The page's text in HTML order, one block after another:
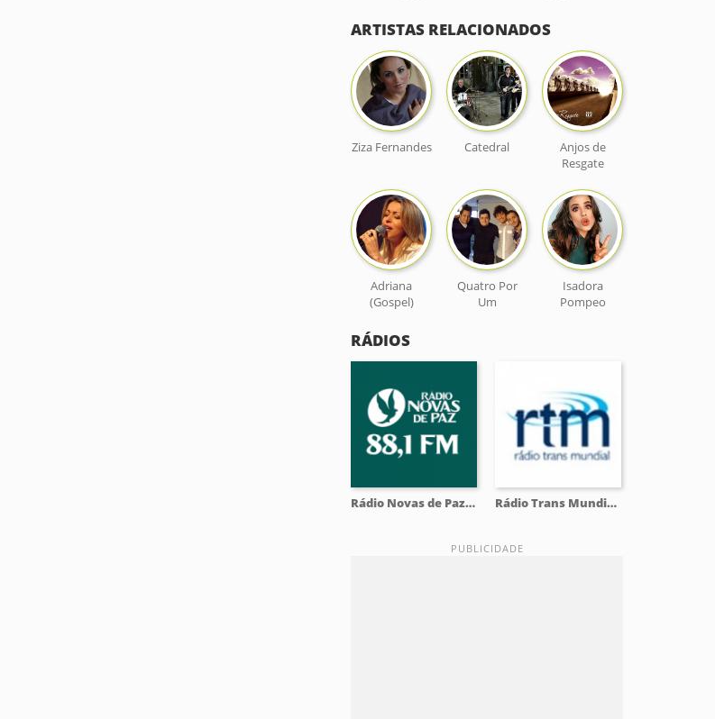
ARTISTAS RELACIONADOS
Ziza Fernandes Catedral
Anjos de
Resgate
Adriana
(Gospel)
Quatro Por
Um
Isadora
Pompeo
RÁDIOS
Rádio Novas de Paz 88.1 FM Rádio Trans Mundial - RTM